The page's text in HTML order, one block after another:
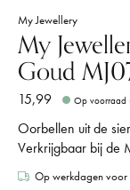
My Jewellery
My
Goud
15,99 Op voorraad
Oorbellen uit de
Verkrijgbaar bij de
Op werkdagen